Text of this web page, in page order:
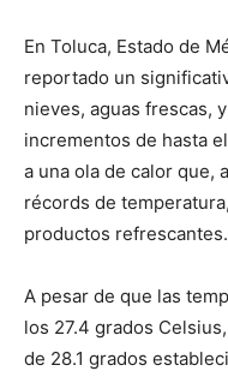
En Toluca, Estado de
reportado un
nieves, aguas frescas,
incrementos de hasta
a una ola de calor que,
récords de
productos refrescantes.
A pesar de que las
los 27.4 grados
de 28.1 grados